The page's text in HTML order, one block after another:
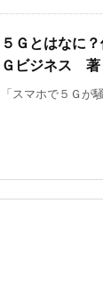
５Ｇとはなに
Ｇビジネス 著
「スマホで５Ｇが